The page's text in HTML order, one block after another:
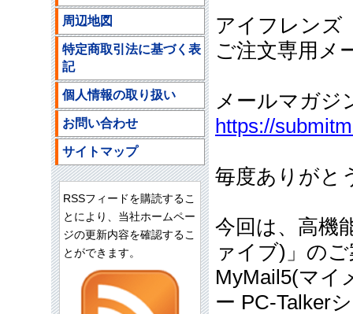
アイフレン
ご注文専用メ
メールマガジ
https://
毎度ありがと
今回は、高機
ァイブ)」の
MyMail5(マイ
ー PC-Talker
周辺地図
特定商取引法に基づく表
記
個人情報の取り扱い
お問い合わせ
サイトマップ
RSSフィードを購読するこ
とにより、当社ホームペー
ジの更新内容を確認するこ
とができます。